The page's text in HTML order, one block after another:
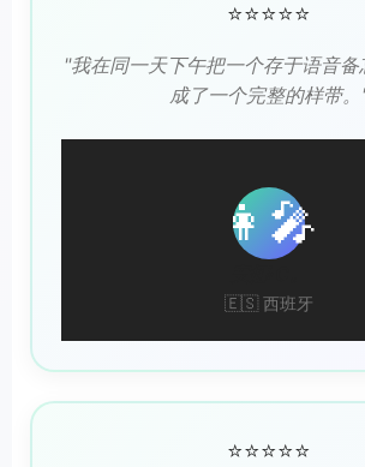
⭐⭐⭐⭐⭐
"我在同一天下午把一个存于语音
成了一个完整的样带
👩‍🎤
🇪🇸 西班牙
⭐⭐⭐⭐⭐